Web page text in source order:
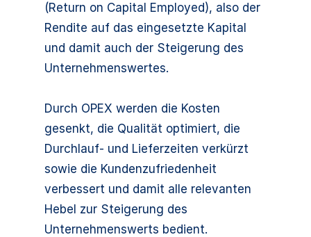
(Return on Capital Employed), also der
Rendite auf das eingesetzte Kapital
und damit auch der Steigerung des
Unternehmenswertes.
Durch OPEX werden die Kosten
gesenkt, die Qualität optimiert, die
Durchlauf- und Lieferzeiten verkürzt
sowie die Kundenzufriedenheit
verbessert und damit alle relevanten
Hebel zur Steigerung des
Unternehmenswerts bedient.